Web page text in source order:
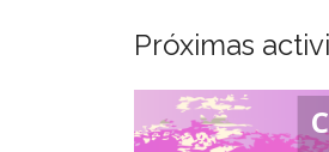
Próximas